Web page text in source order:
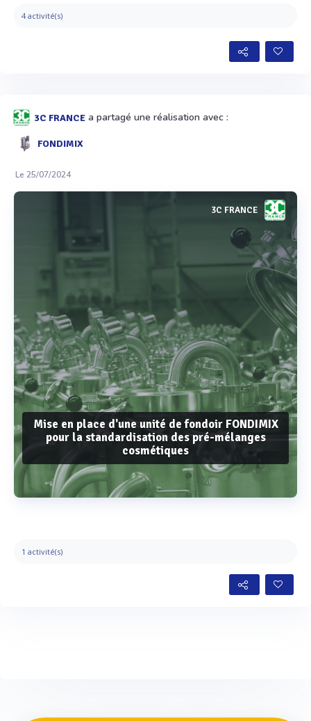
4 activité(s)
3C FRANCE a partagé une réalisation avec :
FONDIMIX
Le 25/07/2024
3C FRANCE
Mise en place d'une unité de fondoir FONDIMIX
pour la standardisation des pré-mélanges
cosmétiques
1 activité(s)